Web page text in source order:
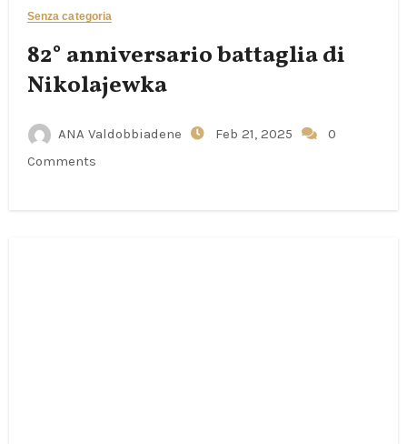
Senza categoria
82° anniversario battaglia di
Nikolajewka
ANA Valdobbiadene Feb 21, 2025
0
Comments